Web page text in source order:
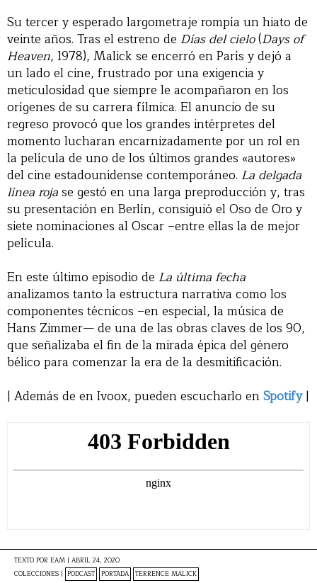
Su tercer y esperado largometraje rompía un hiato de
veinte años. Tras el estreno de Días del cielo(Days of
Heaven, 1978), Malick se encerró en París y dejó a
un lado el cine, frustrado por una exigencia y
meticulosidad que siempre le acompañaron en los
orígenes de su carrera fílmica. El anuncio de su
regreso provocó que los grandes intérpretes del
momento lucharan encarnizadamente por un rol en
la película de uno de los últimos grandes «autores»
del cine estadounidense contemporáneo. La delgada
línea rojase gestó en una larga preproducción y, tras
su presentación en Berlín, consiguió el Oso de Oro y
siete nominaciones al Oscar –entre ellas la de mejor
película.
En este último episodio de La última fecha
analizamos tanto la estructura narrativa como los
componentes técnicos –en especial, la música de
Hans Zimmer— de una de las obras claves de los 90,
que señalizaba el fin de la mirada épica del género
bélico para comenzar la era de la desmitificación.
| Además de en Ivoox, pueden escucharlo enSpotify|
TEXTO POR EAM | ABRIL 24, 2020
COLECCIONES | PODCAST PORTADA TERRENCE MALICK